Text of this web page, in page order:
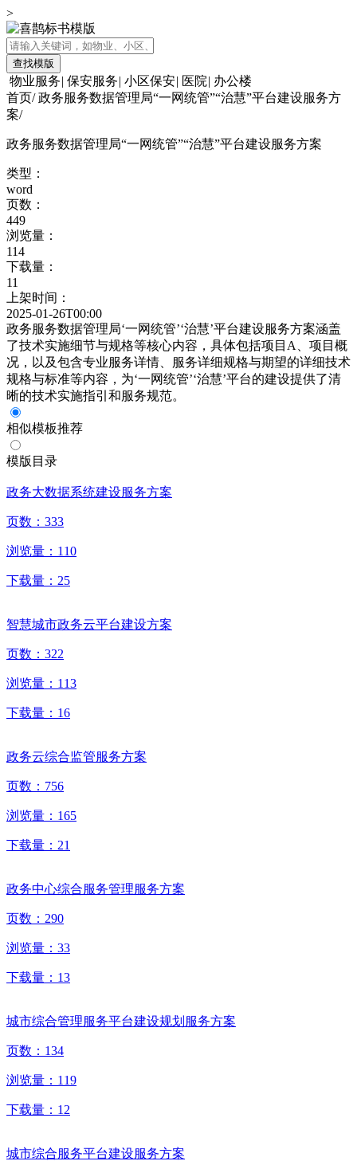
>
查找模版
物业服务| 保安服务| 小区保安| 医院| 办公楼
首页/ 政务服务数据管理局“一网统管”“治慧”平台建设服务方
案/
政务服务数据管理局“一网统管”“治慧”平台建设服务方案
类型：
word
页数：
449
浏览量：
114
下载量：
11
上架时间：
2025-01-26T00:00
政务服务数据管理局‘一网统管’‘治慧’平台建设服务方案涵盖
了技术实施细节与规格等核心内容，具体包括项目A、项目概
况，以及包含专业服务详情、服务详细规格与期望的详细技术
规格与标准等内容，为‘一网统管’‘治慧’平台的建设提供了清
晰的技术实施指引和服务规范。
相似模板推荐
模版目录
政务大数据系统建设服务方案
页数： 333
浏览量： 110
下载量： 25
智慧城市政务云平台建设方案
页数： 322
浏览量： 113
下载量： 16
政务云综合监管服务方案
页数： 756
浏览量： 165
下载量： 21
政务中心综合服务管理服务方案
页数： 290
浏览量： 33
下载量： 13
城市综合管理服务平台建设规划服务方案
页数： 134
浏览量： 119
下载量： 12
城市综合服务平台建设服务方案